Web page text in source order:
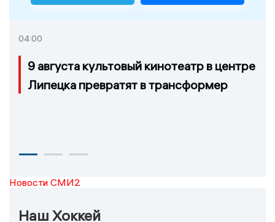
04:00
9 августа культовый кинотеатр в центре
Липецка превратят в трансформер
Новости СМИ2
Наш Хоккей